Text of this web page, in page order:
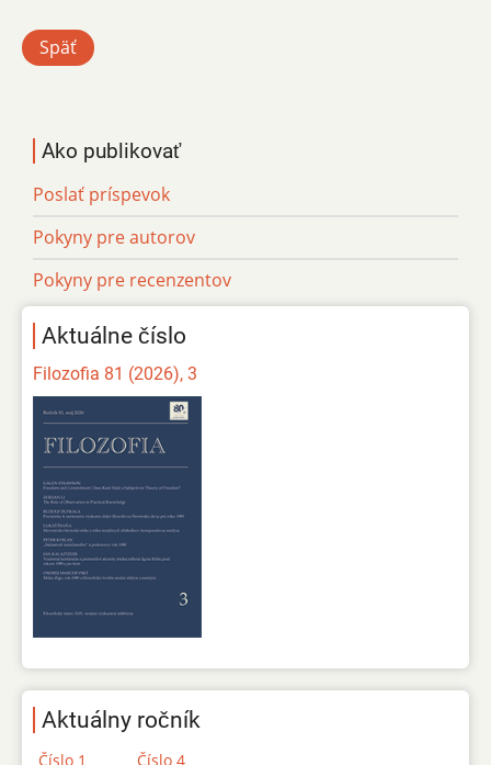
Späť
Ako publikovať
Poslať príspevok
Pokyny pre autorov
Pokyny pre recenzentov
Aktuálne číslo
Filozofia 81 (2026), 3
Aktuálny ročník
Číslo 1
Číslo 4